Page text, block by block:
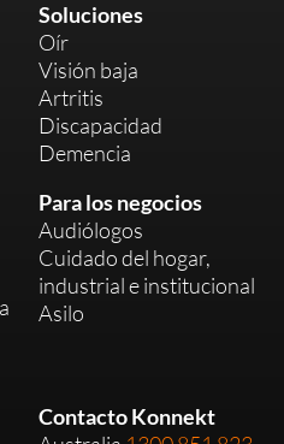
Soluciones
Oír
Visión baja
Artritis
Discapacidad
Demencia
Para los negocios
Audiólogos
Cuidado del hogar,
industrial e institucional
Asilo
Contacto Konnekt